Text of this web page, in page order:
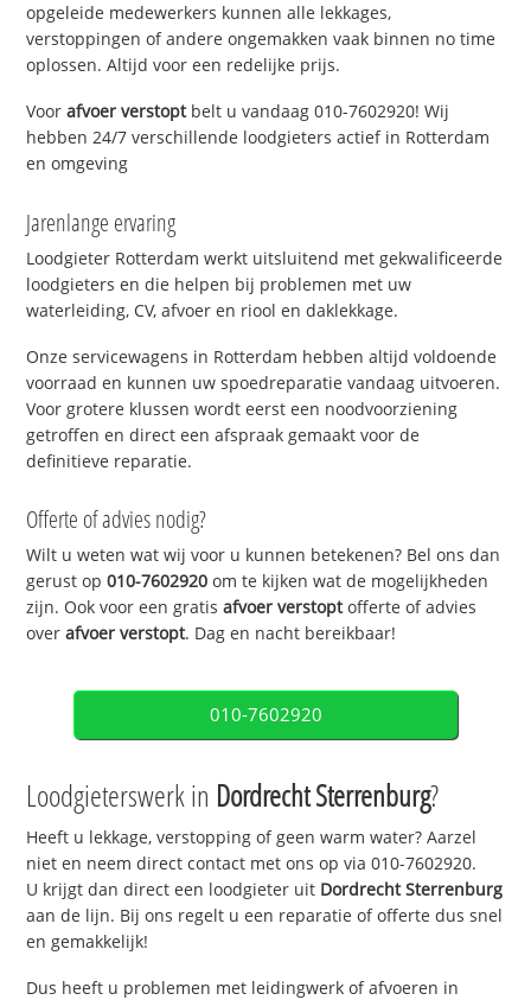
opgeleide medewerkers kunnen alle lekkages,
verstoppingen of andere ongemakken vaak binnen no time
oplossen. Altijd voor een redelijke prijs.
Voorafvoer verstoptbelt u vandaag 010-7602920! Wij
hebben 24/7 verschillende loodgieters actief in Rotterdam
en omgeving
Jarenlange ervaring
Loodgieter Rotterdam werkt uitsluitend met gekwalificeerde
loodgieters en die helpen bij problemen met uw
waterleiding, CV, afvoer en riool en daklekkage.
Onze servicewagens in Rotterdam hebben altijd voldoende
voorraad en kunnen uw spoedreparatie vandaag uitvoeren.
Voor grotere klussen wordt eerst een noodvoorziening
getroffen en direct een afspraak gemaakt voor de
definitieve reparatie.
Offerte of advies nodig?
Wilt u weten wat wij voor u kunnen betekenen? Bel ons dan
gerust op010-7602920 om te kijken wat de mogelijkheden
zijn. Ook voor een gratisafvoer verstoptofferte of advies
overafvoer verstopt. Dag en nacht bereikbaar!
010-7602920
Loodgieterswerk in Dordrecht Sterrenburg?
Heeft u lekkage, verstopping of geen warm water? Aarzel
niet en neem direct contact met ons op via 010-7602920.
U krijgt dan direct een loodgieter uit Dordrecht Sterrenburg
aan de lijn. Bij ons regelt u een reparatie of offerte dus snel
en gemakkelijk!
Dus heeft u problemen met leidingwerk of afvoeren in